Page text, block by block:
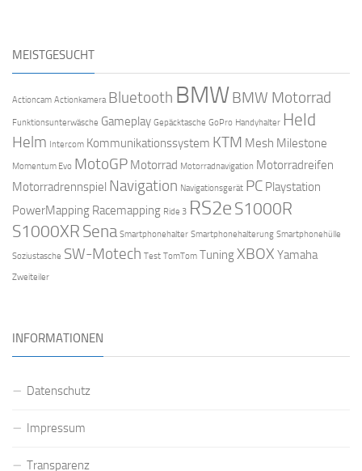
MEISTGESUCHT
Actioncam Actionkamera Bluetooth BMWBMW Motorrad
Funktionsunterwäsche Gameplay Gepäcktasche GoPro Handyhalter Held
Helm Intercom Kommunikationssystem KTM Mesh Milestone
Momentum Evo MotoGP Motorrad Motorradnavigation Motorradreifen
Motorradrennspiel Navigation Navigationsgerät PC Playstation
PowerMapping Racemapping Ride 3 RS2e S1000R
S1000XR Sena Smartphonehalter Smartphonehalterung Smartphonehülle
Soziustasche SW-Motech Test TomTom TuningXBOX Yamaha
Zweiteiler
INFORMATIONEN
Datenschutz
Impressum
Transparenz